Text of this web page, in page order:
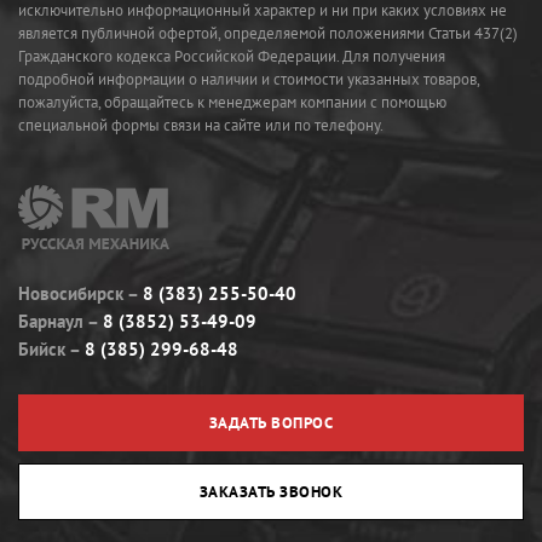
исключительно информационный характер и ни при каких условиях не
является публичной офертой, определяемой положениями Статьи 437(2)
Гражданского кодекса Российской Федерации. Для получения
подробной информации о наличии и стоимости указанных товаров,
пожалуйста, обращайтесь к менеджерам компании с помощью
специальной формы связи на сайте или по телефону.
Новосибирск
8 (383) 255-50-40
Барнаул
8 (3852) 53-49-09
Бийск
8 (385) 299-68-48
ЗАДАТЬ ВОПРОС
ЗАКАЗАТЬ ЗВОНОК